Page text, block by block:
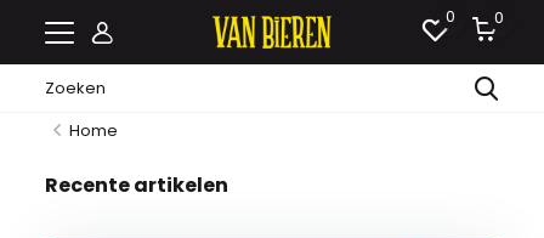
0 0
Home
Recente artikelen